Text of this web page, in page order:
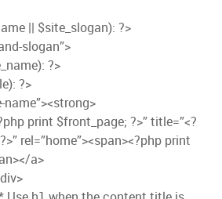
|| $site_slogan): ?>
slogan”>
?>
?>
$front_page; ?>” title=”<?
rel=”home”><span><?php print
a>